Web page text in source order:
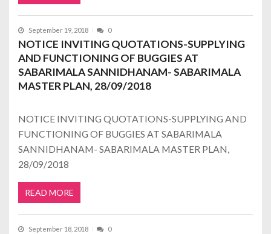
September 19, 2018 0
NOTICE INVITING QUOTATIONS-SUPPLYING
AND FUNCTIONING OF BUGGIES AT
SABARIMALA SANNIDHANAM- SABARIMALA
MASTER PLAN, 28/09/2018
NOTICE INVITING QUOTATIONS-SUPPLYING AND
FUNCTIONING OF BUGGIES AT SABARIMALA
SANNIDHANAM- SABARIMALA MASTER PLAN,
28/09/2018
READ MORE
September 18, 2018 0